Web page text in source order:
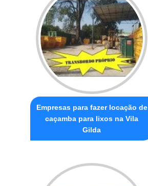
Empresas para fazer locação de
caçamba para lixos na Vila
Gilda